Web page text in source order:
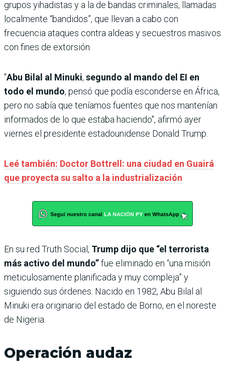
grupos yihadistas y a la de bandas criminales, llamadas
localmente “bandidos”, que llevan a cabo con
frecuencia ataques contra aldeas y secuestros masivos
con fines de extorsión.
"Abu Bilal al Minuki, segundo al mando del EI en
todo el mundo, pensó que podía esconderse en África,
pero no sabía que teníamos fuentes que nos mantenían
informados de lo que estaba haciendo", afirmó ayer
viernes el presidente estadounidense Donald Trump.
Leé también: Doctor Bottrell: una ciudad en Guairá
que proyecta su salto a la industrialización
En su red Truth Social, Trump dijo que “el terrorista
más activo del mundo”fue eliminado en “una misión
meticulosamente planificada y muy compleja” y
siguiendo sus órdenes. Nacido en 1982, Abu Bilal al
Minuki era originario del estado de Borno, en el noreste
de Nigeria.
Operación audaz